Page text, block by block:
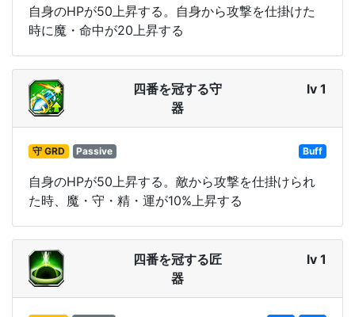
自身のHPが50上昇する。自身から攻撃を仕掛けた
時に魔・命中が20上昇する
四番を冠する守
器
lv 1
守 GRD Passive Buff
自身のHPが50上昇する。敵から攻撃を仕掛けられ
た時、魔・守・精・運が10%上昇する
四番を冠する匠
器
lv 1